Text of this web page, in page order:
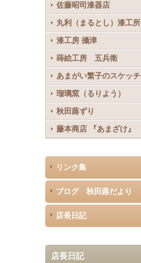
佐藤昭司漆器店
丸利（まるとし）漆工所
漆工房 攝津
蒔絵工房 五兵衛
あまがい繁子のスケッチ
瑠璃窯（るりよう）
秋田蕗ずり
藤本商店 『あまざけ』
リンク集
ブログ 秋田蕗だより
店長日記
店長日記